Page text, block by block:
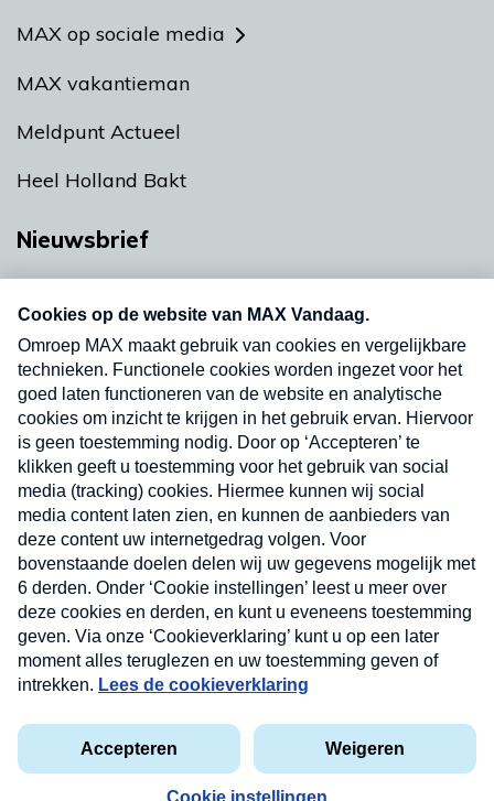
MAX op sociale media
MAX vakantieman
Meldpunt Actueel
Heel Holland Bakt
Nieuwsbrief
nieuwsbrief. Elke vrijdag- en dinsdagochtend in
uw mailbox.
Verzend
Privacyverklaring
Cookieverklaring
Kwetsbaarheid melden
Copyright © 2026 MAX Vandaag - Omroep MAX
Nieuwsbrief
Neem hier een gratis abonnement op onze
nieuwsbrief. Elke vrijdag- en dinsdagochtend in uw